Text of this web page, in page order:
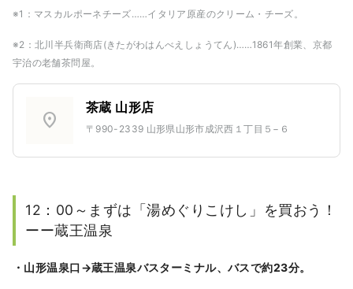
※1：マスカルポーネチーズ……イタリア原産のクリーム・チーズ。
※2：北川半兵衛商店(きたがわはんべえしょうてん)……1861年創業、京都
宇治の老舗茶問屋。
location_on
茶蔵 山形店
〒990-2339 山形県山形市成沢西１丁目５−６
12：00～まずは「湯めぐりこけし」を買おう！
ーー蔵王温泉
・山形温泉口→蔵王温泉バスターミナル、バスで約23分。